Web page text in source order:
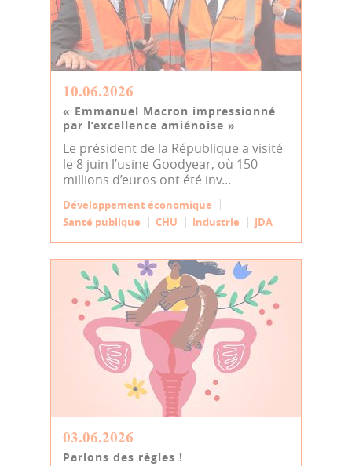
10.06.2026
« Emmanuel Macron impressionné
par l’excellence amiénoise »
Le président de la République a visité
le 8 juin l’usine Goodyear, où 150
millions d’euros ont été inv...
Développement économique
Santé publique
CHU Industrie JDA
03.06.2026
Parlons des règles !